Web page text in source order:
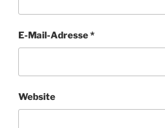
E-Mail-Adresse*
Website